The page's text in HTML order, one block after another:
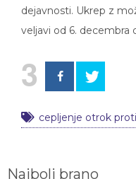
dejavnosti. Ukrep z
veljavi od 6. decembra
3
cepljenje otrok
Najbolj brano